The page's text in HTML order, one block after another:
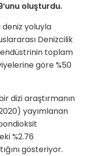
oluşturdu.
deniz yoluyla
Denizcilik
endüstrinin toplam
göre %50
dizi araştırmanın
yayımlanan
%2.76
gösteriyor.